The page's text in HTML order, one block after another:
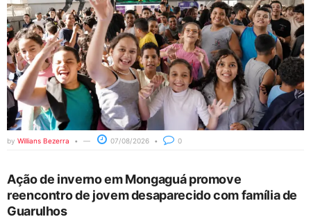
by Willians Bezerra 07/08/2026 0
Ação de inverno em Mongaguá promove
reencontro de jovem desaparecido com família de
Guarulhos